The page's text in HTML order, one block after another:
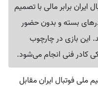
ایران برابر مالی با تصمیم
بسته و بدون حضور
این بازی در چارچوب
کادر فنی انجام می‌شود.
ملی فوتبال ایران مقابل